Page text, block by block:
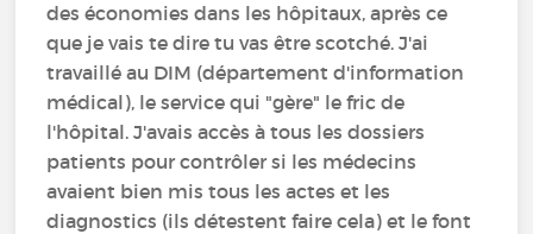
des économies dans les hôpitaux, après ce
que je vais te dire tu vas être scotché. J'ai
travaillé au DIM (département d'information
médical), le service qui "gère" le fric de
l'hôpital. J'avais accès à tous les dossiers
patients pour contrôler si les médecins
avaient bien mis tous les actes et les
diagnostics (ils détestent faire cela) et le font